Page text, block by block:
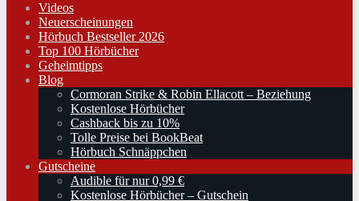
Videos
Neuerscheinungen
Hörbuch Bestseller 2026
Top 100 Hörbücher
Geheimtipps
Blog
Cormoran Strike & Robin Ellacott – Beziehung
Kostenlose Hörbücher
Cashback bis zu 10%
Tolle Preise bei BookBeat
Hörbuch Schnäppchen
Gutscheine
Audible für nur 0,99 €
Kostenlose Hörbücher – Gutschein